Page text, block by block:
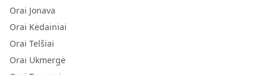
Orai Jonava
Orai Kėdainiai
Orai Telšiai
Orai Ukmergė